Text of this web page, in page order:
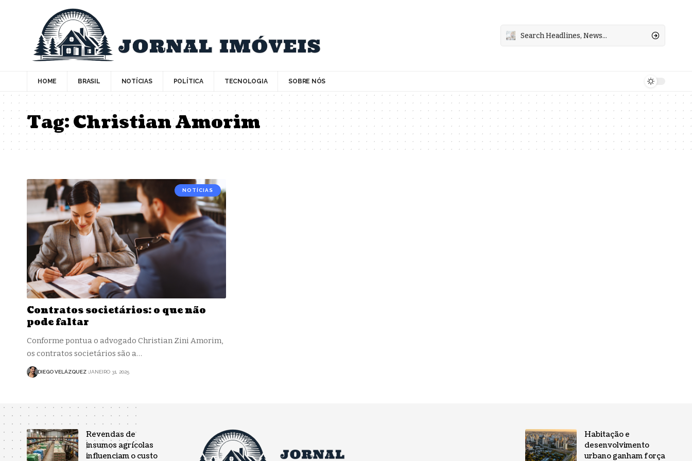
HOME BRASIL NOTÍCIAS POLÍTICA TECNOLOGIA SOBRE NÓS
Tag:Christian Amorim
NOTÍCIAS
Contratos societários: o que não
pode faltar
Conforme pontua o advogado Christian Zini Amorim,
os contratos societários são a…
DIEGO VELÁZQUEZ JANEIRO 31, 2025
Revendas de
insumos agrícolas
influenciam o custo
Habitação e
desenvolvimento
urbano ganham força